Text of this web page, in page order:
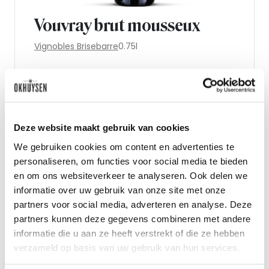
Deze website maakt gebruik van cookies
We gebruiken cookies om content en advertenties te
personaliseren, om functies voor social media te bieden
en om ons websiteverkeer te analyseren. Ook delen we
informatie over uw gebruik van onze site met onze
partners voor social media, adverteren en analyse. Deze
partners kunnen deze gegevens combineren met andere
informatie die u aan ze heeft verstrekt of die ze hebben
verzameld op basis van uw gebruik van hun services.
Vouvray brut mousseux
Vignobles Brisebarre0.75l
perfect voor mousserende
wijnen die het kunnen
opnemen tegen de beste.
Brisebarre vinifieert de wijn in
rvs, laat hem rijpen in oude
houten vaten en geeft